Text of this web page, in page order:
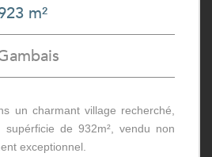
m²
un charmant village recherché,
de 932m², vendu non
exceptionnel.